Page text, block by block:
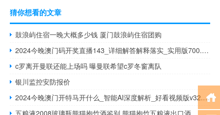
猜你想看的文章
鼓浪屿住宿一晚大概多少钱 厦门鼓浪屿住宿团购
2024今晚澳门码开奖直播143_详细解答解释落实_实用版700.821
c罗离开曼联还能上场吗 曝曼联希望c罗冬窗离队
银川监控安防报价
2024今晚澳门开特马开什么_智能AI深度解析_好看视频版v32.26.52
五粮液2008玻璃瓶熊猫抱竹酒鉴别 熊猫抱竹五粮液出口酒